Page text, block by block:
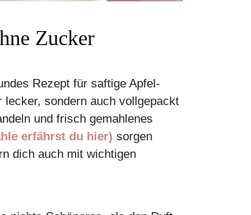
Zucker
Rezept für saftige Apfel-
sondern auch vollgepackt
und frisch gemahlenes
erfährst du hier) sorgen
dich auch mit wichtigen